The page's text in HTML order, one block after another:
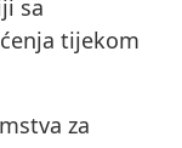
sa
tijekom
za